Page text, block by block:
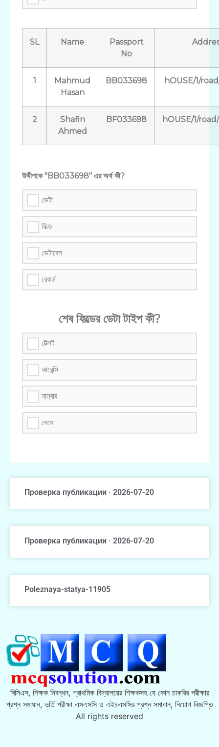
SL Name
Passport
No
1
Mahmud
Hasan
BB033698 hOUSE/1/
2
Shafin
Ahmed
BF033698 hOUSE/1/
উদ্দীপকে "BB033698" এর অর্থ কী?
ডেটা
ফিল্ড
ডেটাবেস
রেকর্ড
শেষ ফিল্ডের ডেটা টাইপ কী?
টেক্সট
কারেন্সি
নাম্বার
মেমো
Проверка публикации · 2026-07-20
Проверка публикации · 2026-07-20
Poleznaya-statya-11905
বিসিএস, শিক্ষক নিবন্ধন, প্রাথমিক বিদ্যালয়ের শিক্ষকসহ যে কোন চাকরির পরীক্ষার
প্রশ্ন সমাধান, ভর্তি পরীক্ষা এসএসসি ও এইচএসসির প্রশ্ন সমাধান, নিয়োগ বিজ্ঞপ্তি
All rights reserved